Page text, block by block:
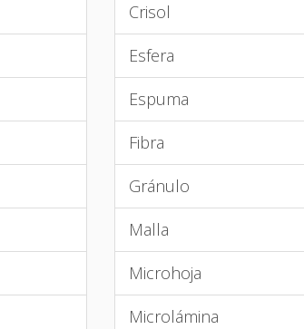
Crisol
Esfera
Espuma
Fibra
Gránulo
Malla
Microhoja
Microlámina